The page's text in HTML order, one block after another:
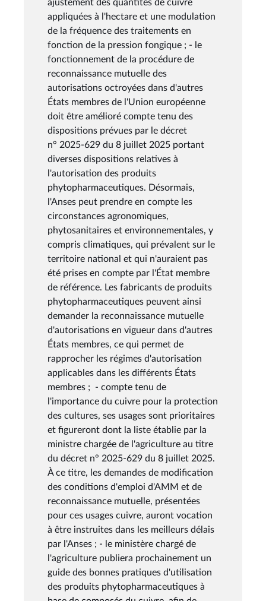
ajustement des quantités de cuivre
appliquées à l'hectare et une modulation
de la fréquence des traitements en
fonction de la pression fongique ; - le
fonctionnement de la procédure de
reconnaissance mutuelle des
autorisations octroyées dans d'autres
États membres de l'Union européenne
doit être amélioré compte tenu des
dispositions prévues par le décret
n° 2025-629 du 8 juillet 2025 portant
diverses dispositions relatives à
l'autorisation des produits
phytopharmaceutiques. Désormais,
l'Anses peut prendre en compte les
circonstances agronomiques,
phytosanitaires et environnementales, y
compris climatiques, qui prévalent sur le
territoire national et qui n'auraient pas
été prises en compte par l'État membre
de référence. Les fabricants de produits
phytopharmaceutiques peuvent ainsi
demander la reconnaissance mutuelle
d'autorisations en vigueur dans d'autres
États membres, ce qui permet de
rapprocher les régimes d'autorisation
applicables dans les différents États
membres ; - compte tenu de
l'importance du cuivre pour la protection
des cultures, ses usages sont prioritaires
et figureront dont la liste établie par la
ministre chargée de l'agriculture au titre
du décret n° 2025-629 du 8 juillet 2025.
À ce titre, les demandes de modification
des conditions d'emploi d'AMM et de
reconnaissance mutuelle, présentées
pour ces usages cuivre, auront vocation
à être instruites dans les meilleurs délais
par l'Anses ; - le ministère chargé de
l'agriculture publiera prochainement un
guide des bonnes pratiques d'utilisation
des produits phytopharmaceutiques à